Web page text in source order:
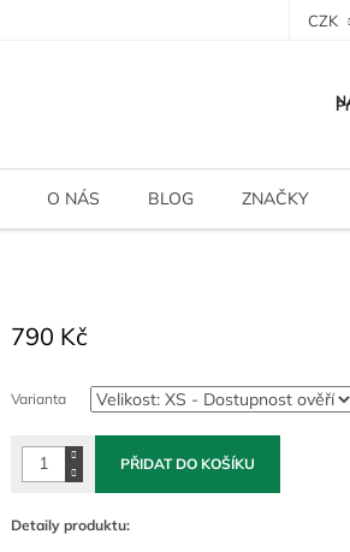
CZK
O NÁS BLOG ZNAČKY
790 Kč
cena:
Varianta
PŘIDAT DO KOŠÍKU
Detaily produktu: